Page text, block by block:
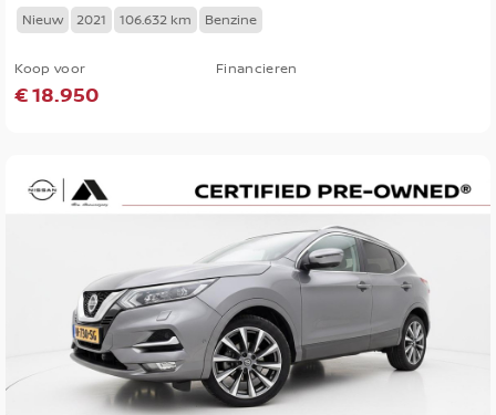
Nieuw 2021 106.632 km Benzine
Koop voor
€ 18.950
Financieren